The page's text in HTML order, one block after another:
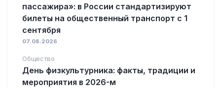
пассажира»: в России стандартизируют
билеты на общественный транспорт с 1
сентября
07.08.2026
Общество
День физкультурника: факты, традиции и
мероприятия в 2026-м